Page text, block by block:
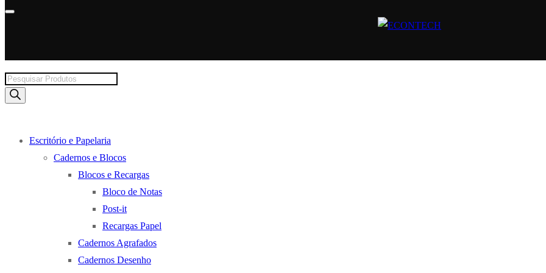
Products
search
Escritório e Papelaria
Cadernos e Blocos
Blocos e Recargas
Bloco de Notas
Post-it
Recargas Papel
Cadernos Agrafados
Cadernos Desenho